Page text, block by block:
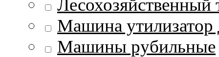
Лесохозяйственный
Машина утилизатор
Машины рубильные